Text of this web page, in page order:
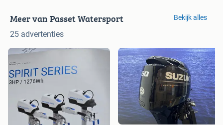
Meer van Passet Watersport
25 advertenties
Bekijk alles